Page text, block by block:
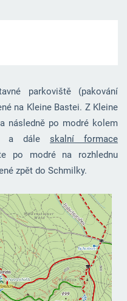
parkoviště (pakování
na Kleine Bastei. Z Kleine
následně po modré kolem
a dáleskalní formace
po modré na rozhlednu
zpět do Schmilky.